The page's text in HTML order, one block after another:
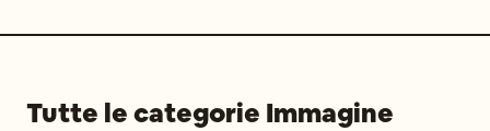
Tutte le categorie Immagine